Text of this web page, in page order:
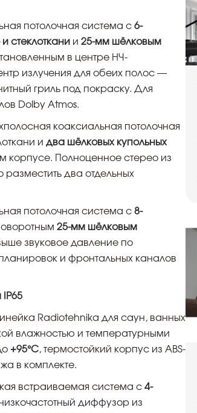
потолочная система с 6-
и стеклоткани и 25-мм шёлковым
в центре НЧ-
излучения для обеих полос —
гриль под покраску. Для
Dolby Atmos.
коаксиальная потолочная
и два шёлковых купольных
корпусе. Полноценное стерео из
два отдельных
потолочная система с 8-
25-мм шёлковым
звуковое давление по
и фронтальных каналов
Radiotehnika для саун, ванных
влажностью и температурными
+95°C, термостойкий корпус из ABS-
в комплекте.
встраиваемая система с 4-
диффузор из